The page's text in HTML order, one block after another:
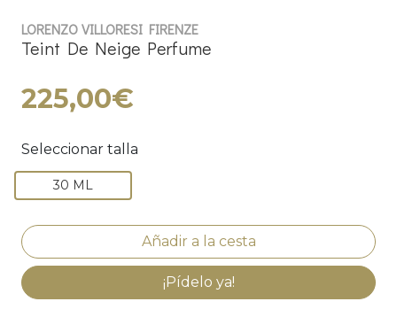
LORENZO VILLORESI FIRENZE
Teint De Neige Perfume
225,00€
Seleccionar talla
30 ML
¡Pídelo ya!